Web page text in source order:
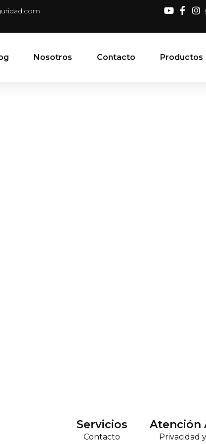
Nosotros Contacto Productos
Servicios
Contacto
Atención
Privacidad